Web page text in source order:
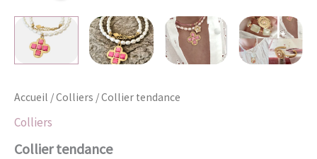
Accueil /Colliers / Collier tendance
Colliers
Collier tendance